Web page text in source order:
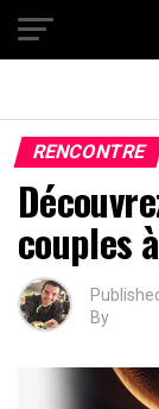
RENCONTRE
couples
By